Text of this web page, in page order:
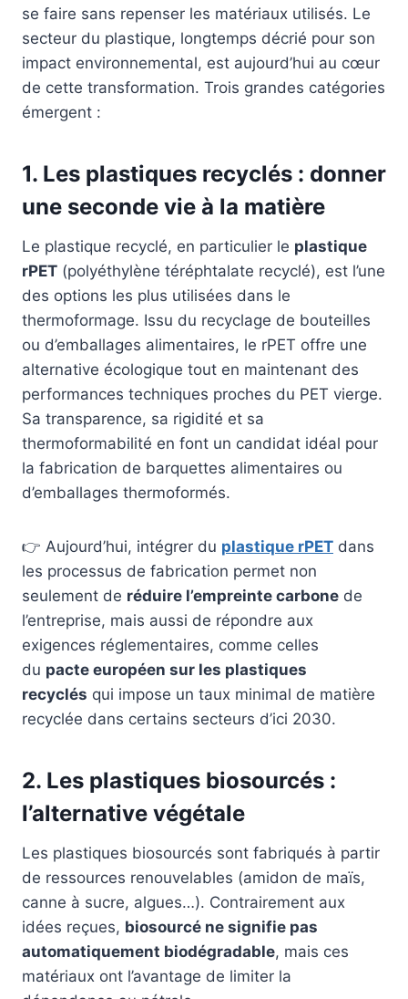
se faire sans repenser les matériaux utilisés. Le
secteur du plastique, longtemps décrié pour son
impact environnemental, est aujourd’hui au cœur
de cette transformation. Trois grandes catégories
émergent :
1. Les plastiques recyclés : donner
une seconde vie à la matière
Le plastique recyclé, en particulier le plastique
rPET (polyéthylène téréphtalate recyclé), est l’une
des options les plus utilisées dans le
thermoformage. Issu du recyclage de bouteilles
ou d’emballages alimentaires, le rPET offre une
alternative écologique tout en maintenant des
performances techniques proches du PET vierge.
Sa transparence, sa rigidité et sa
thermoformabilité en font un candidat idéal pour
la fabrication de barquettes alimentaires ou
d’emballages thermoformés.
👉 Aujourd’hui, intégrer du plastique rPET dans
les processus de fabrication permet non
seulement de réduire l’empreinte carbone de
l’entreprise, mais aussi de répondre aux
exigences réglementaires, comme celles
du pacte européen sur les plastiques
recyclés qui impose un taux minimal de matière
recyclée dans certains secteurs d’ici 2030.
2. Les plastiques biosourcés :
l’alternative végétale
Les plastiques biosourcés sont fabriqués à partir
de ressources renouvelables (amidon de maïs,
canne à sucre, algues…). Contrairement aux
idées reçues, biosourcé ne signifie pas
automatiquement biodégradable, mais ces
matériaux ont l’avantage de limiter la